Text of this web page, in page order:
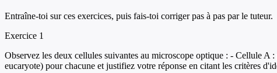
Entraîne-toi sur ces exercices, puis fais-toi corriger pas à pas par le tuteur.
Exercice 1
Observez les deux cellules suivantes au microscope optique : - Cellule
eucaryote) pour chacune et justifiez votre réponse en citant les critères